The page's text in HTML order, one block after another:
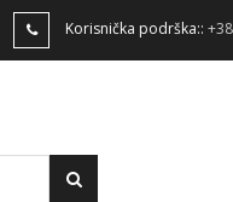
Korisnička podrška::